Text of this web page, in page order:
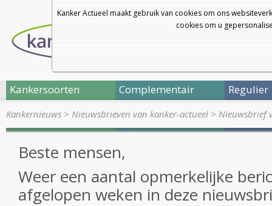
Kanker Actueel maakt gebruik van cookies om ons
cookies om u
Kankersoorten Complementair Regulier
Kankernieuws > Nieuwsbrieven van kanker-actueel > Nieuwsbrief
Beste mensen,
Weer een aantal opmerkelijke
afgelopen weken in deze